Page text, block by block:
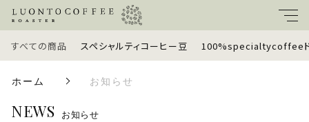
すべての商品 スペシャルティコーヒー豆 100%specialtycoffeeド
ホーム お知らせ
NEWS お知らせ
親カテゴリ